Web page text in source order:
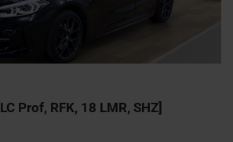
Prof, RFK, 18 LMR, SHZ]